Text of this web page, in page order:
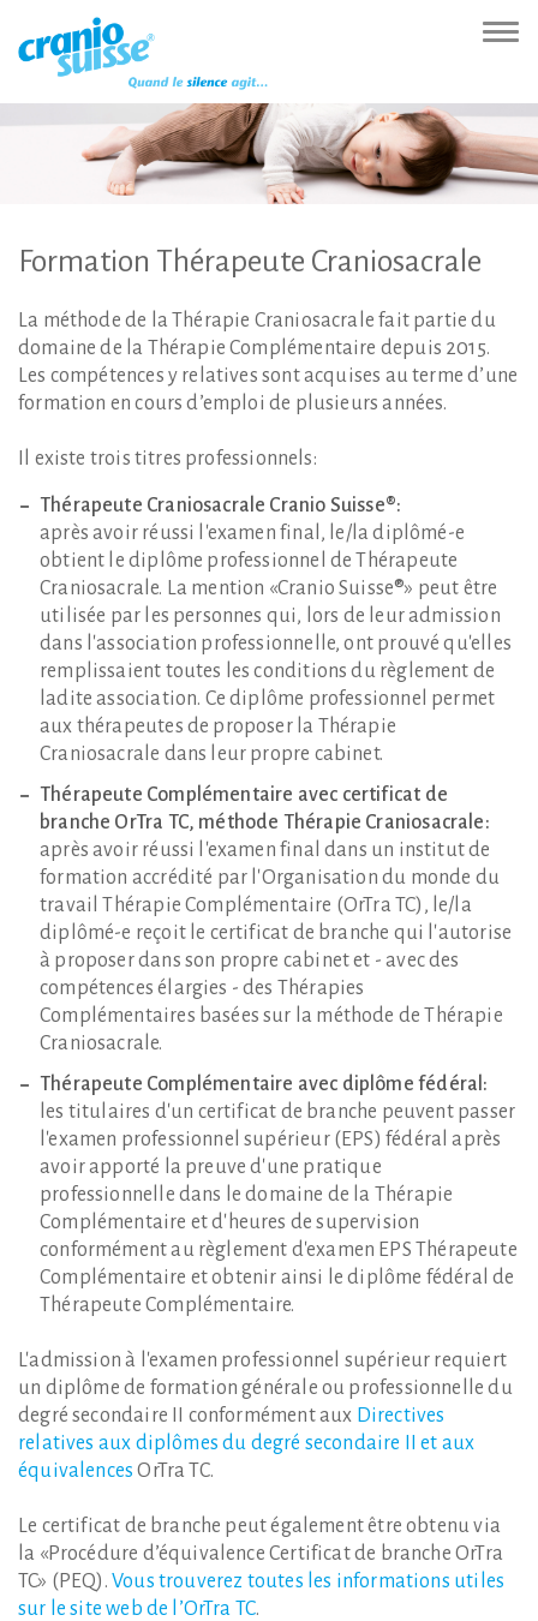
(Accesskey
Hauptnavigation
(Accesskey
Inhalt
(Accesskey
Sprachumschaltung
(Accesskey
Formation Thérapeute Craniosacrale
La méthode de la Thérapie Craniosacrale fait partie du
domaine de la Thérapie Complémentaire depuis 2015.
Les compétences y relatives sont acquises au terme d’une
formation en cours d’emploi de plusieurs années.
Il existe trois titres professionnels:
Thérapeute Craniosacrale Cranio Suisse®:
après avoir réussi l'examen final, le/la diplômé-e
obtient le diplôme professionnel de Thérapeute
Craniosacrale. La mention «Cranio Suisse®» peut être
utilisée par les personnes qui, lors de leur admission
dans l'association professionnelle, ont prouvé qu'elles
remplissaient toutes les conditions du règlement de
ladite association. Ce diplôme professionnel permet
aux thérapeutes de proposer la Thérapie
Craniosacrale dans leur propre cabinet.
Thérapeute Complémentaire avec certificat de
branche OrTra TC, méthode Thérapie Craniosacrale:
après avoir réussi l'examen final dans un institut de
formation accrédité par l'Organisation du monde du
travail Thérapie Complémentaire (OrTra TC), le/la
diplômé-e reçoit le certificat de branche qui l'autorise
à proposer dans son propre cabinet et - avec des
compétences élargies - des Thérapies
Complémentaires basées sur la méthode de Thérapie
Craniosacrale.
Thérapeute Complémentaire avec diplôme fédéral:
les titulaires d'un certificat de branche peuvent passer
l'examen professionnel supérieur (EPS) fédéral après
avoir apporté la preuve d'une pratique
professionnelle dans le domaine de la Thérapie
Complémentaire et d'heures de supervision
conformément au règlement d'examen EPS Thérapeute
Complémentaire et obtenir ainsi le diplôme fédéral de
Thérapeute Complémentaire.
L'admission à l'examen professionnel supérieur requiert
un diplôme de formation générale ou professionnelle du
degré secondaire II conformément aux Directives
relatives aux diplômes du degré secondaire II et aux
équivalences OrTra TC.
Le certificat de branche peut également être obtenu via
la «Procédure d’équivalence Certificat de branche OrTra
TC» (PEQ). Vous trouverez toutes les informations utiles
sur le site web de l’OrTra TC.